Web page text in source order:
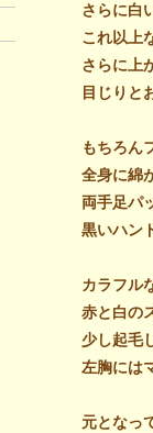
さらに白
これ以上
さらに上
目じりと
もちろん
全身に綿
両手足パ
黒いハン
カラフル
赤と白の
少し起毛
左胸には
元となっ